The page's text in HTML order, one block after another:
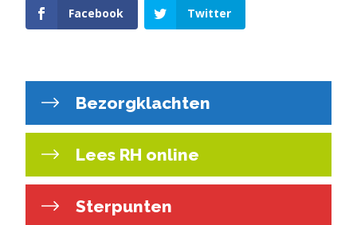
Facebook Twitter
Bezorgklachten
Lees RH online
Sterpunten